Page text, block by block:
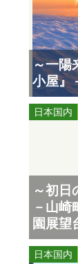
～一陽
小屋』
日本国内
～初日
－山
園展望
日本国内